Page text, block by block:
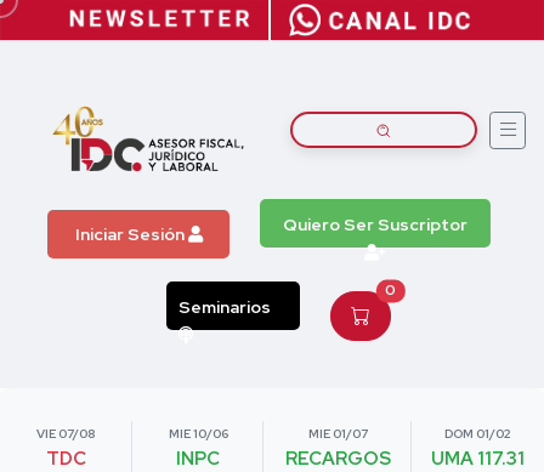
Iniciar Sesión Quiero Ser Suscriptor
Seminarios
0
VIE 07/08
TDC
MIE 10/06
INPC
MIE 01/07
RECARGOS
DOM 01/02
UMA 117.31